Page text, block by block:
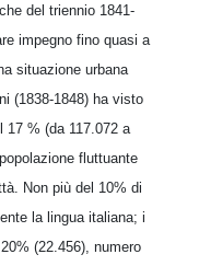
del triennio 1841-
impegno fino quasi a
situazione urbana
(1838-1848) ha visto
17 % (da 117.072 a
fluttuante
Non più del 10% di
la lingua italiana; i
(22.456), numero